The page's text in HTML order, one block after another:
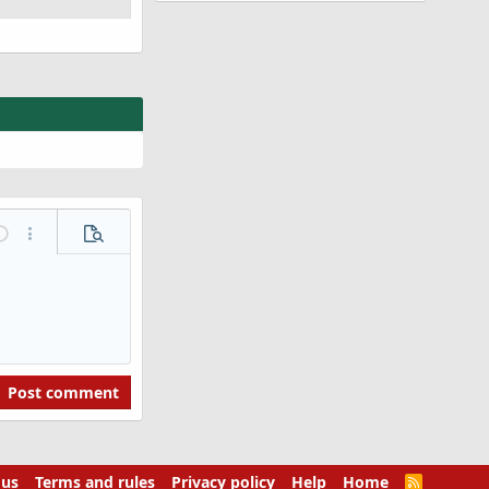
More options...
Preview
Post comment
Terms and rules Privacy policy Help Home R